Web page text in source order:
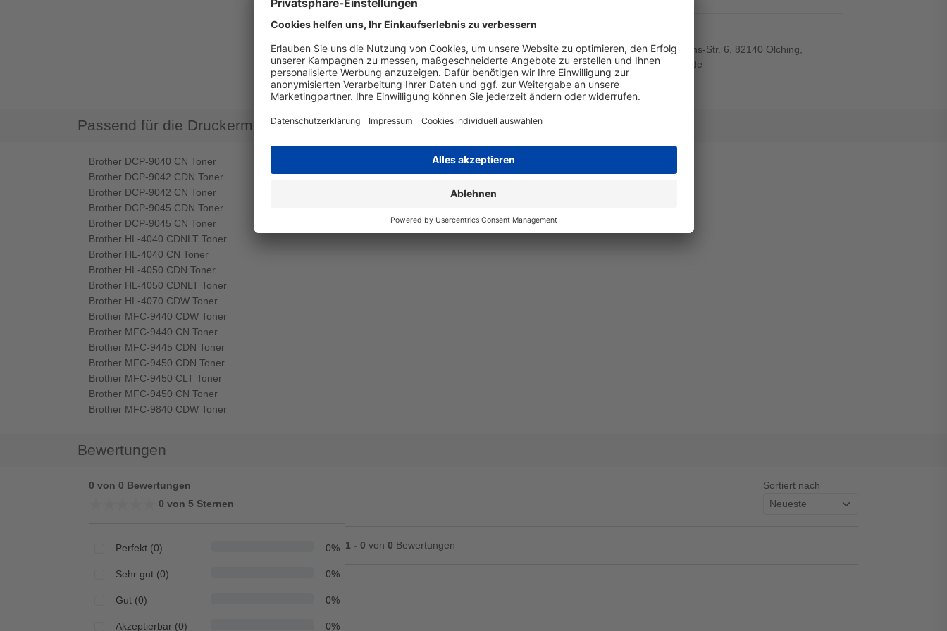
Angaben zum Hersteller
Wiegand & Partner GmbH, Werner-von-Siemens-Str. 6, 82140 Olching,
Deutschland, E-Mail: service@wiegand-gmbh.de
Passend für die Druckermodelle
Brother DCP-9040 CN Toner
Brother DCP-9042 CDN Toner
Brother DCP-9042 CN Toner
Brother DCP-9045 CDN Toner
Brother DCP-9045 CN Toner
Brother HL-4040 CDNLT Toner
Brother HL-4040 CN Toner
Brother HL-4050 CDN Toner
Brother HL-4050 CDNLT Toner
Brother HL-4070 CDW Toner
Brother MFC-9440 CDW Toner
Brother MFC-9440 CN Toner
Brother MFC-9445 CDN Toner
Brother MFC-9450 CDN Toner
Brother MFC-9450 CLT Toner
Brother MFC-9450 CN Toner
Brother MFC-9840 CDW Toner
Bewertungen
0 von 0 Bewertungen
0 von 5 Sternen
Perfekt (0) 0%
Sehr gut (0) 0%
Gut (0) 0%
Akzeptierbar (0) 0%
Sortiert nach
1 - 0 von 0 Bewertungen